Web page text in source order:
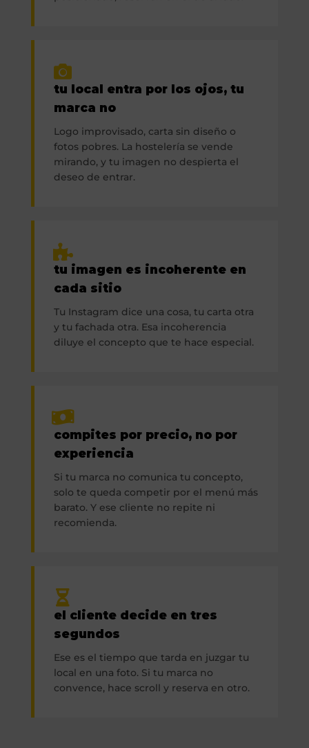
tu local entra por los ojos, tu
marca no
Logo improvisado, carta sin diseño o
fotos pobres. La hostelería se vende
mirando, y tu imagen no despierta el
deseo de entrar.
tu imagen es incoherente en
cada sitio
Tu Instagram dice una cosa, tu carta otra
y tu fachada otra. Esa incoherencia
diluye el concepto que te hace especial.
compites por precio, no por
experiencia
Si tu marca no comunica tu concepto,
solo te queda competir por el menú más
barato. Y ese cliente no repite ni
recomienda.
el cliente decide en tres
segundos
Ese es el tiempo que tarda en juzgar tu
local en una foto. Si tu marca no
convence, hace scroll y reserva en otro.